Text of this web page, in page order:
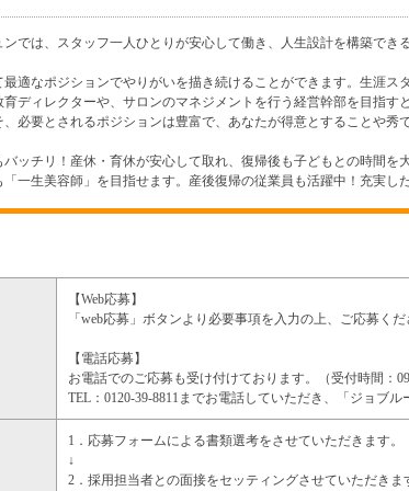
では、スタッフ一人ひとりが安心して働き、人生設計を構築でき
適なポジションでやりがいを描き続けることができます。生涯ス
ディレクターや、サロンのマネジメントを行う経営幹部を目指す
必要とされるポジションは豊富で、あなたが得意とすることや秀
バッチリ！産休・育休が安心して取れ、復帰後も子どもとの時間を
一生美容師」を目指せます。産後復帰の従業員も活躍中！充実し
【Web応募】
「web応募」ボタンより必要事項を入力の上、ご応募くだ
【電話応募】
お電話でのご応募も受け付けております。（受付時間：
TEL：0120-39-8811までお電話していただき、「ジョブル
1．応募フォームによる書類選考をさせていただきます。
↓
2．採用担当者との面接をセッティングさせていただきま